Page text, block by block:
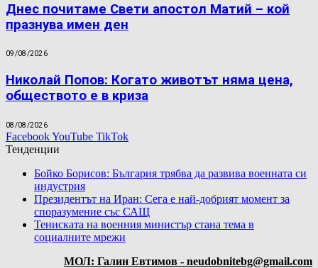
Днес почитаме Свети апостол Матий – кой
празнува имен ден
09/08/2026
Николай Попов: Когато животът няма цена,
обществото е в криза
08/08/2026
FacebookYouTube TikTok
Тенденции
Бойко Борисов: България трябва да развива военната си
индустрия
Президентът на Иран: Сега е най-добрият момент за
споразумение със САЩ
Тениската на военния министър стана тема в
социалните мрежи
МОЛ: Галин Евтимов - neudobnitebg@gmail.com